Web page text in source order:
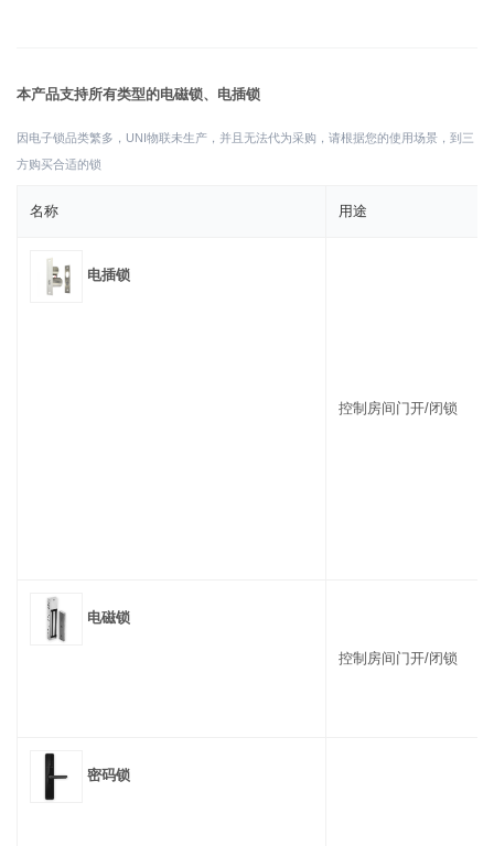
本产品支持所有类型的电磁锁、电插锁
因电子锁品类繁多，UNI物联未生产，并且无法代为采购，请根据您的使用场景，到三
方购买合适的锁
名称 用途
电插锁
控制房间门开/闭锁
电磁锁
控制房间门开/闭锁
密码锁